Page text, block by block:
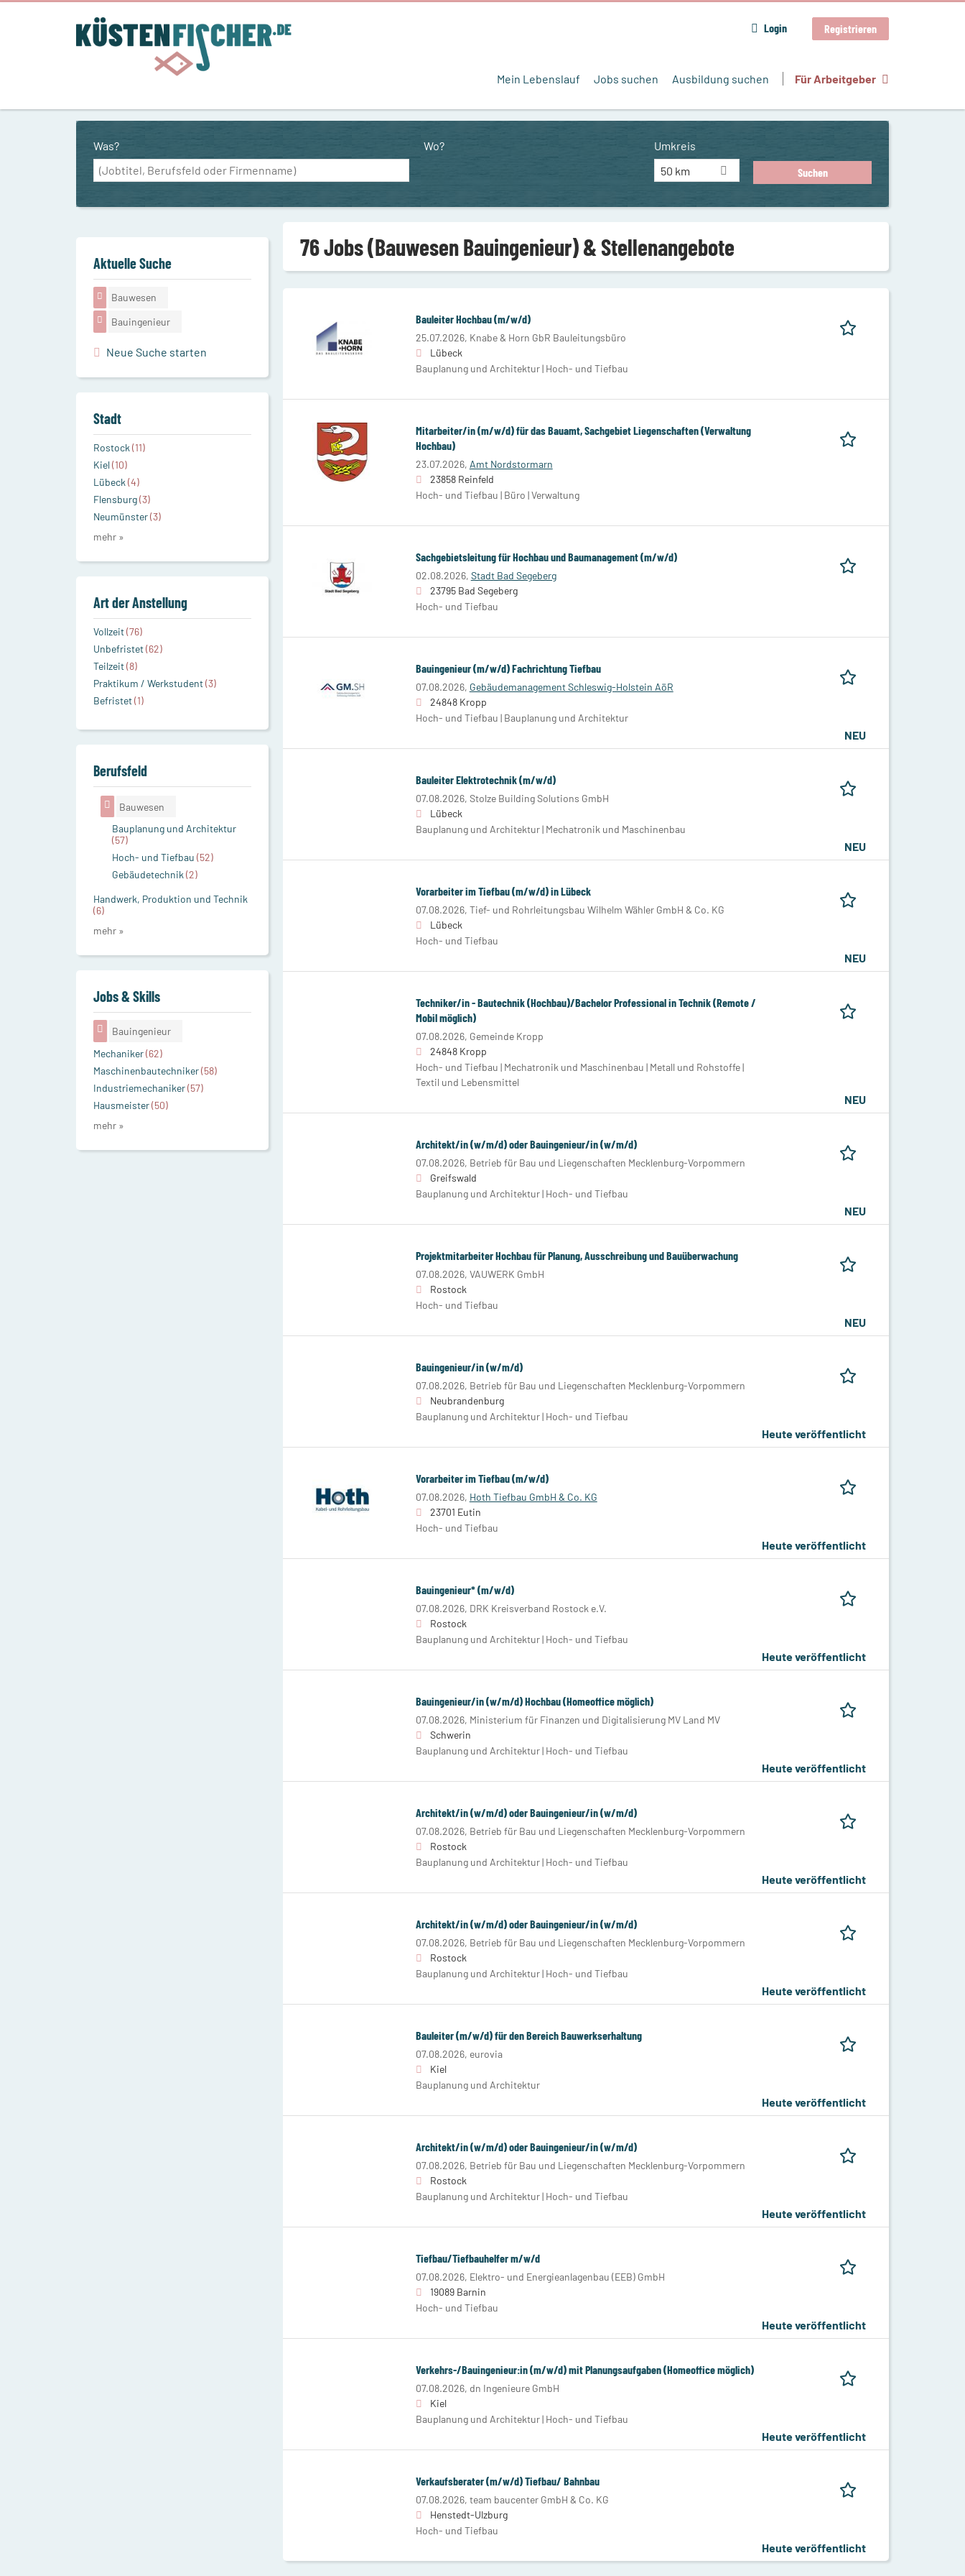
Login Registrieren
Mein Lebenslauf Jobs suchen Ausbildung suchen Für Arbeitgeber
Was? Wo?
Umkreis
50 km
76 Jobs (Bauwesen Bauingenieur) & Stellenangebote
Bauleiter Hochbau (m/w/d)
25.07.2026, Knabe & Horn GbR Bauleitungsbüro
Lübeck
Bauplanung und Architektur | Hoch- und Tiefbau
Mitarbeiter/in (m/w/d) für das Bauamt, Sachgebiet Liegenschaften (Verwaltung
Hochbau)
23.07.2026, Amt Nordstormarn
23858 Reinfeld
Hoch- und Tiefbau | Büro | Verwaltung
Sachgebietsleitung für Hochbau und Baumanagement (m/w/d)
02.08.2026, Stadt Bad Segeberg
23795 Bad Segeberg
Hoch- und Tiefbau
Bauingenieur (m/w/d) Fachrichtung Tiefbau
07.08.2026, Gebäudemanagement Schleswig-Holstein AöR
24848 Kropp
Hoch- und Tiefbau | Bauplanung und Architektur
NEU
Bauleiter Elektrotechnik (m/w/d)
07.08.2026, Stolze Building Solutions GmbH
Lübeck
Bauplanung und Architektur | Mechatronik und Maschinenbau
NEU
Vorarbeiter im Tiefbau (m/w/d) in Lübeck
07.08.2026, Tief- und Rohrleitungsbau Wilhelm Wähler GmbH & Co. KG
Lübeck
Hoch- und Tiefbau
NEU
Techniker/in - Bautechnik (Hochbau)/Bachelor Professional in Technik (Remote /
Mobil möglich)
07.08.2026, Gemeinde Kropp
24848 Kropp
Hoch- und Tiefbau | Mechatronik und Maschinenbau | Metall und Rohstoffe |
Textil und Lebensmittel
NEU
Architekt/in (w/m/d) oder Bauingenieur/in (w/m/d)
07.08.2026, Betrieb für Bau und Liegenschaften Mecklenburg-Vorpommern
Greifswald
Bauplanung und Architektur | Hoch- und Tiefbau
NEU
Projektmitarbeiter Hochbau für Planung, Ausschreibung und Bauüberwachung
07.08.2026, VAUWERK GmbH
Rostock
Hoch- und Tiefbau
NEU
Bauingenieur/in (w/m/d)
07.08.2026, Betrieb für Bau und Liegenschaften Mecklenburg-Vorpommern
Neubrandenburg
Bauplanung und Architektur | Hoch- und Tiefbau
Heute veröffentlicht
Vorarbeiter im Tiefbau (m/w/d)
07.08.2026, Hoth Tiefbau GmbH & Co. KG
23701 Eutin
Hoch- und Tiefbau
Heute veröffentlicht
Bauingenieur* (m/w/d)
07.08.2026, DRK Kreisverband Rostock e.V.
Rostock
Bauplanung und Architektur | Hoch- und Tiefbau
Heute veröffentlicht
Bauingenieur/in (w/m/d) Hochbau (Homeoffice möglich)
07.08.2026, Ministerium für Finanzen und Digitalisierung MV Land MV
Schwerin
Bauplanung und Architektur | Hoch- und Tiefbau
Heute veröffentlicht
Architekt/in (w/m/d) oder Bauingenieur/in (w/m/d)
07.08.2026, Betrieb für Bau und Liegenschaften Mecklenburg-Vorpommern
Rostock
Bauplanung und Architektur | Hoch- und Tiefbau
Heute veröffentlicht
Architekt/in (w/m/d) oder Bauingenieur/in (w/m/d)
07.08.2026, Betrieb für Bau und Liegenschaften Mecklenburg-Vorpommern
Rostock
Bauplanung und Architektur | Hoch- und Tiefbau
Heute veröffentlicht
Bauleiter (m/w/d) für den Bereich Bauwerkserhaltung
07.08.2026, eurovia
Kiel
Bauplanung und Architektur
Heute veröffentlicht
Architekt/in (w/m/d) oder Bauingenieur/in (w/m/d)
07.08.2026, Betrieb für Bau und Liegenschaften Mecklenburg-Vorpommern
Rostock
Bauplanung und Architektur | Hoch- und Tiefbau
Heute veröffentlicht
Tiefbau/Tiefbauhelfer m/w/d
07.08.2026, Elektro- und Energieanlagenbau (EEB) GmbH
19089 Barnin
Hoch- und Tiefbau
Heute veröffentlicht
Verkehrs-/Bauingenieur:in (m/w/d) mit Planungsaufgaben (Homeoffice möglich)
07.08.2026, dn Ingenieure GmbH
Kiel
Bauplanung und Architektur | Hoch- und Tiefbau
Heute veröffentlicht
Verkaufsberater (m/w/d) Tiefbau/ Bahnbau
07.08.2026, team baucenter GmbH & Co. KG
Henstedt-Ulzburg
Hoch- und Tiefbau
Heute veröffentlicht
Aktuelle Suche
Bauwesen
Bauingenieur
Neue Suche starten
Stadt
Rostock (11)
Kiel(10)
Lübeck (4)
Flensburg(3)
Neumünster(3)
mehr »
Art der Anstellung
Vollzeit(76)
Unbefristet(62)
Teilzeit(8)
Praktikum / Werkstudent(3)
Befristet(1)
Berufsfeld
Bauwesen
Bauplanung und Architektur
(57)
Hoch- und Tiefbau (52)
Gebäudetechnik(2)
Handwerk, Produktion und Technik
(6)
mehr »
Jobs & Skills
Bauingenieur
Mechaniker(62)
Maschinenbautechniker(58)
Industriemechaniker(57)
Hausmeister(50)
mehr »